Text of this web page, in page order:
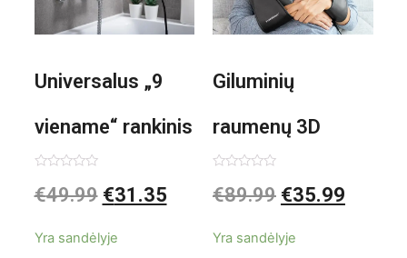
Universalus „9
viename“ rankinis
garintuvas su
0
iš
€49.99 €31.35
Yra sandėlyje
Giluminių
raumenų 3D
elektrinis
0
iš
€89.99 €35.99
Yra sandėlyje